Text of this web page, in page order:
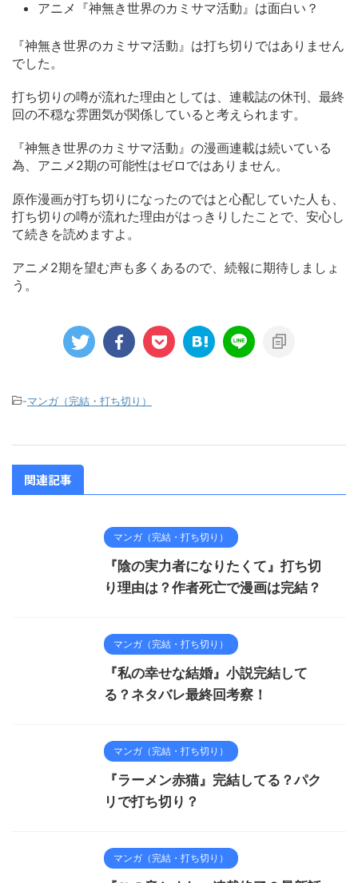
アニメ『神無き世界のカミサマ活動』は面白い？
『神無き世界のカミサマ活動』は打ち切りではありません
でした。
打ち切りの噂が流れた理由としては、連載誌の休刊、最終
回の不穏な雰囲気が関係していると考えられます。
『神無き世界のカミサマ活動』の漫画連載は続いている
為、アニメ2期の可能性はゼロではありません。
原作漫画が打ち切りになったのではと心配していた人も、
打ち切りの噂が流れた理由がはっきりしたことで、安心し
て続きを読めますよ。
アニメ2期を望む声も多くあるので、続報に期待しましょ
う。
-マンガ（完結・打ち切り）
関連記事
マンガ（完結・打ち切り）
『陰の実力者になりたくて』打ち切
り理由は？作者死亡で漫画は完結？
マンガ（完結・打ち切り）
『私の幸せな結婚』小説完結して
る？ネタバレ最終回考察！
マンガ（完結・打ち切り）
『ラーメン赤猫』完結してる？パク
リで打ち切り？
マンガ（完結・打ち切り）